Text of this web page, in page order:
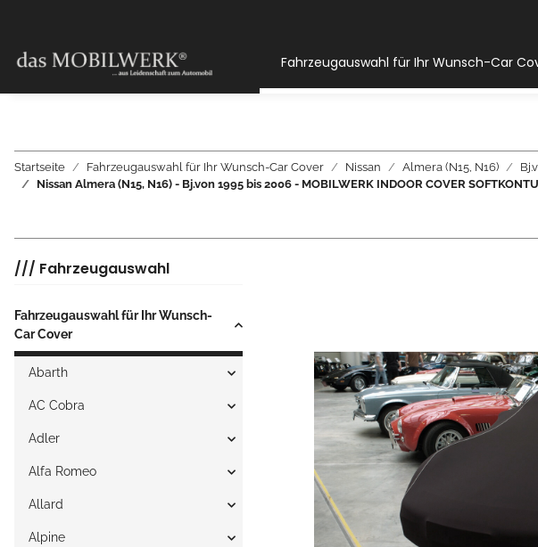
Fahrzeugauswahl für Ihr Wunsch-Car
Startseite Fahrzeugauswahl für Ihr Wunsch-Car Cover Nissan Almera (N15, N16)
Nissan Almera (N15, N16) - Bj.von 1995 bis 2006 - MOBILWERK INDOOR COVER
/// Fahrzeugauswahl
Fahrzeugauswahl für Ihr Wunsch-
Car Cover
Abarth
AC Cobra
Adler
Alfa Romeo
Allard
Alpine